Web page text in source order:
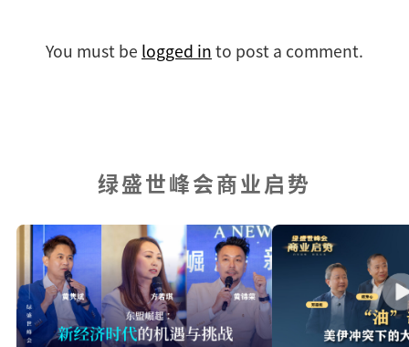
You must be logged in to post a comment.
绿盛世峰会商业启势